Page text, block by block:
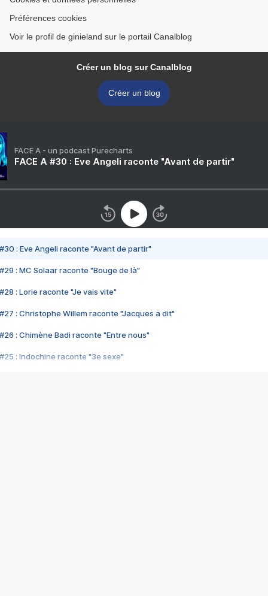
Préférences cookies
Voir le profil de ginieland sur le portail Canalblog
Créer un blog sur Canalblog
Créer un blog
FACE A - un podcast Purecharts
FACE A #30 : Eve Angeli raconte "Avant de partir"
#30 : Eve Angeli raconte "Avant de partir"
#29 : MC Solaar raconte "Bouge de là"
#28 : Lorie raconte "Je vais vite"
#27 : Christophe Willem raconte "Jacques a dit"
#26 : Chimène Badi raconte "Entre nous"
#25 : Indochine raconte "3e sexe"